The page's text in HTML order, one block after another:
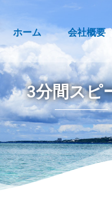
ホーム 会社概要
3分間スピ